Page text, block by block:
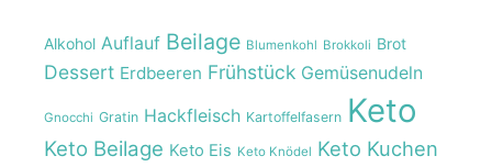
Alkohol Auflauf Beilage Blumenkohl Brokkoli Brot
Dessert Erdbeeren Frühstück Gemüsenudeln
Gnocchi Gratin Hackfleisch Kartoffelfasern Keto
Keto Beilage Keto Eis Keto Knödel Keto Kuchen